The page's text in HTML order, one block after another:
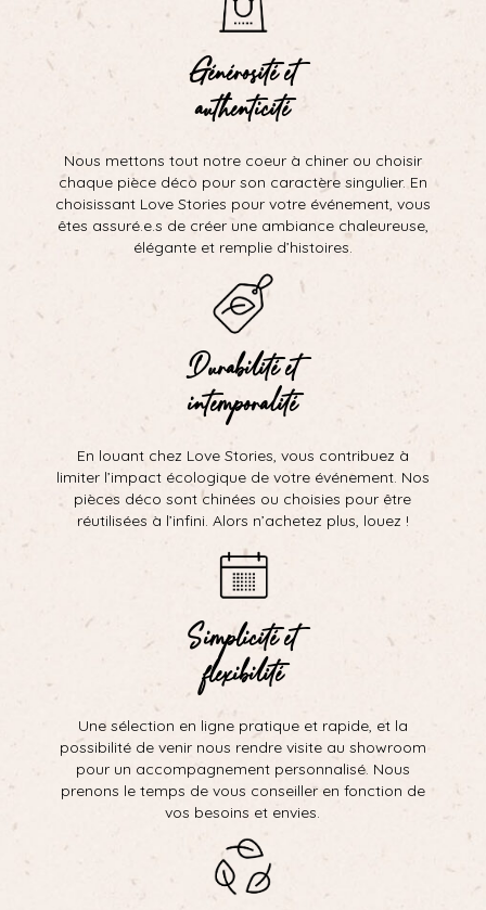
Générosité et
authenticité
Nous mettons tout notre coeur à chiner ou choisir
chaque pièce déco pour son caractère singulier. En
choisissant Love Stories pour votre événement, vous
êtes assuré.e.s de créer une ambiance chaleureuse,
élégante et remplie d’histoires.
Durabilité et
intemporalité
En louant chez Love Stories, vous contribuez à
limiter l’impact écologique de votre événement. Nos
pièces déco sont chinées ou choisies pour être
réutilisées à l’infini. Alors n’achetez plus, louez !
Simplicité et
flexibilité
Une sélection en ligne pratique et rapide, et la
possibilité de venir nous rendre visite au showroom
pour un accompagnement personnalisé. Nous
prenons le temps de vous conseiller en fonction de
vos besoins et envies.